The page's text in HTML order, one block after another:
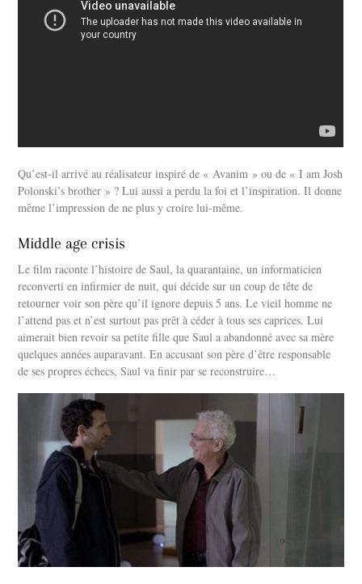
Qu’est-il arrivé au réalisateur inspiré de « Avanim » ou de « I am Josh
Polonski’s brother » ? Lui aussi a perdu la foi et l’inspiration. Il donne
même l’impression de ne plus y croire lui-même.
Middle age crisis
Le film raconte l’histoire de Saul, la quarantaine, un informaticien
reconverti en infirmier de nuit, qui décide sur un coup de tête de
retourner voir son père qu’il ignore depuis 5 ans. Le vieil homme ne
l’attend pas et n’est surtout pas prêt à céder à tous ses caprices. Lui
aimerait bien revoir sa petite fille que Saul a abandonné avec sa mère
quelques années auparavant. En accusant son père d’être responsable
de ses propres échecs, Saul va finir par se reconstruire…